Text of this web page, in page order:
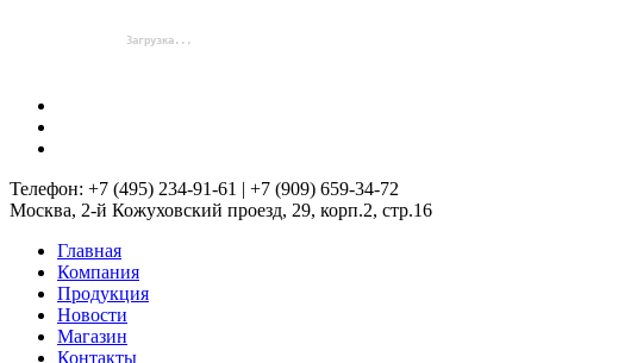
Телефон: +7 (495) 234-91-61 | +7 (909) 659-34-72
Москва, 2-й Кожуховский проезд, 29, корп.2, стр.16
Главная
Компания
Продукция
Новости
Магазин
Контакты